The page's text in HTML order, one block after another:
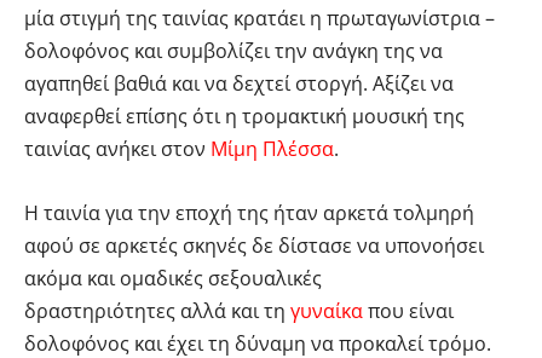
μία στιγμή της ταινίας κρατάει η πρωταγωνίστρια –
δολοφόνος και συμβολίζει την ανάγκη της να
αγαπηθεί βαθιά και να δεχτεί στοργή. Αξίζει να
αναφερθεί επίσης ότι η τρομακτική μουσική της
ταινίας ανήκει στον Μίμη Πλέσσα.
Η ταινία για την εποχή της ήταν αρκετά τολμηρή
αφού σε αρκετές σκηνές δε δίστασε να υπονοήσει
ακόμα και ομαδικές σεξουαλικές
δραστηριότητες αλλά και τη γυναίκαπου είναι
δολοφόνος και έχει τη δύναμη να προκαλεί τρόμο.